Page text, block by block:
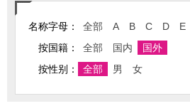
名称字母： 全部 A B C D E
按国籍：
全部 国内
国外
按性别：
全部 男 女